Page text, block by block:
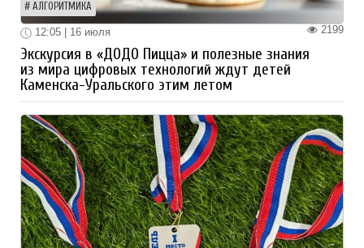
АЛГОРИТМИКА
2199
12:05 | 16 июля
Экскурсия в «ДОДО Пицца» и полезные знания
из мира цифровых технологий ждут детей
Каменска-Уральского этим летом